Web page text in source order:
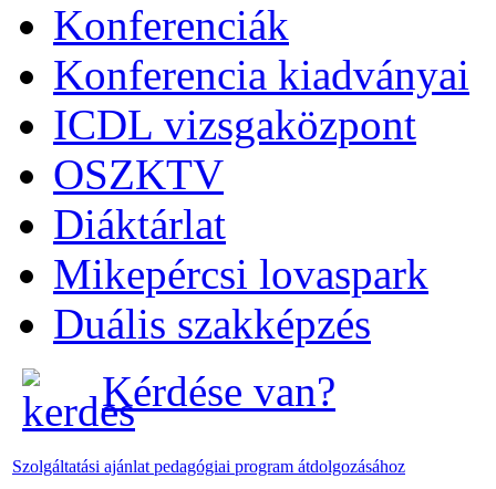
Konferenciák
Konferencia kiadványai
ICDL vizsgaközpont
OSZKTV
Diáktárlat
Mikepércsi lovaspark
Duális szakképzés
Kérdése van?
Szolgáltatási ajánlat pedagógiai program átdolgozásához